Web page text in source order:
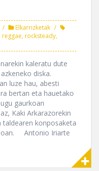
Elkarrizketak
,reggae,rocksteady,
kaleratu dute
diska.
luze hau, abesti
bertan eta hauetako
gaurkoan
Kaki Arkarazorekin
konposaketa
Antonio Iriarte